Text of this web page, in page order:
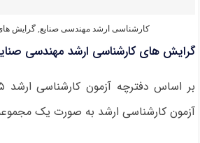
کارشناسی ارشد مهندسی صنایع, گرایش
گرایش های کارشناسی ارشد مهندسی
آزمون کارشناسی ارشد به صورت یک